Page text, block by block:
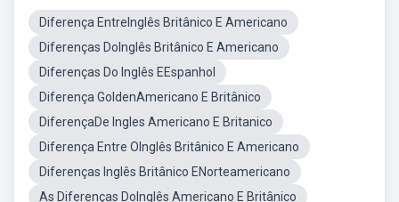
Diferença EntreInglês Britânico E Americano
Diferenças DoInglês Britânico E Americano
Diferenças Do Inglês EEspanhol
Diferença GoldenAmericano E Britânico
DiferençaDe Ingles Americano E Britanico
Diferença Entre OInglês Britânico E Americano
Diferenças Inglês Britânico ENorteamericano
As Diferenças DoInglês Americano E Britânico